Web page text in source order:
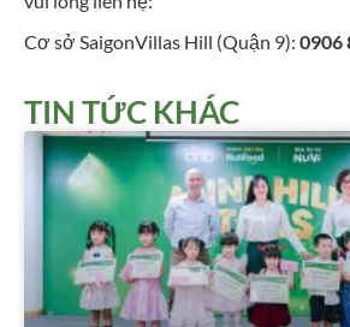
Cơ sở SaigonVillas Hill (Quận 9): 0906
TIN TỨC KHÁC